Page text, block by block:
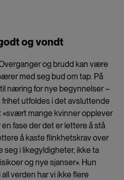
og vondt
og brudd kan være
med seg bud om tap. På
næring for nye begynnelser –
utfoldes i det avsluttende
«svært mange kvinner opplever
fase der det er lettere å stå
å kaste flinkhetskrav over
seg i likegyldigheter, ikke ta
og nye sjanser». Hun
verden har vi ikke flere